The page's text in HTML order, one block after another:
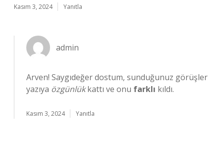
Kasım 3, 2024 Yanıtla
admin
Arven! Saygıdeğer dostum, sunduğunuz görüşler
yazıya özgünlükkattı ve onu farklı kıldı.
Kasım 3, 2024 Yanıtla